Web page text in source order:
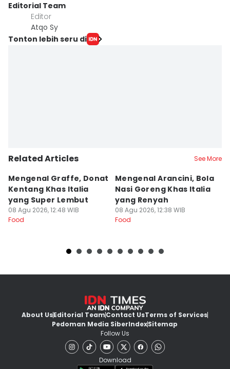
Editorial Team
Editor
Atqo Sy
Tonton lebih seru di
Related Articles See More
Mengenal Graffe, Donat
Kentang Khas Italia
yang Super Lembut
08 Agu 2026, 12:48 WIB
Food
Mengenal Arancini, Bola
Nasi Goreng Khas Italia
yang Renyah
08 Agu 2026, 12:38 WIB
Food
About UsEditorial TeamContact UsTerms of Services
Pedoman Media SiberIndexSitemap
Follow Us
Download